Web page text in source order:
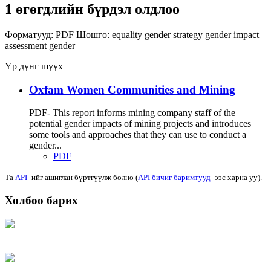
1 өгөгдлийн бүрдэл олдлоо
Форматууд: PDF Шошго: equality gender strategy gender impact
assessment gender
Үр дүнг шүүх
Oxfam Women Communities and Mining
PDF- This report informs mining company staff of the
potential gender impacts of mining projects and introduces
some tools and approaches that they can use to conduct a
gender...
PDF
Та API -ийг ашиглан бүртгүүлж болно (API бичиг баримтууд -ээс харна уу).
Холбоо барих